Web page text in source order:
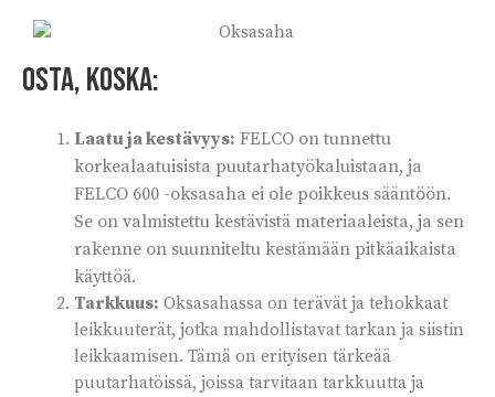
Osta, koska:
Laatu ja kestävyys: FELCO on tunnettu
korkealaatuisista puutarhatyökaluistaan, ja
FELCO 600 -oksasaha ei ole poikkeus sääntöön.
Se on valmistettu kestävistä materiaaleista, ja sen
rakenne on suunniteltu kestämään pitkäaikaista
käyttöä.
Tarkkuus: Oksasahassa on terävät ja tehokkaat
leikkuuterät, jotka mahdollistavat tarkan ja siistin
leikkaamisen. Tämä on erityisen tärkeää
puutarhatöissä, joissa tarvitaan tarkkuutta ja